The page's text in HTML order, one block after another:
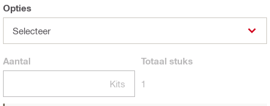
Opties
Selecteer
Aantal
Kits
Totaal stuks
1